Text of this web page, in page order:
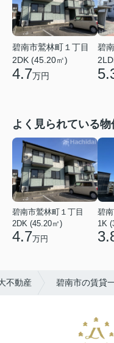
碧南市鷲林町１丁目
2DK (45.20㎡)
4.7万円
碧
よく見られている物
碧南市鷲林町１丁目
2DK (45.20㎡)
4.7万円
碧
1K
不動産 碧南市の賃貸